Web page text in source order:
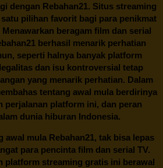
dengan Rebahan21. Situs streaming
pilihan favorit bagi para penikmat
beragam film dan serial
berhasil menarik perhatian
seperti halnya banyak platform
dan isu kontroversial tetap
yang menarik perhatian. Dalam
tentang awal mula berdirinya
perjalanan platform ini, dan peran
dunia hiburan Indonesia.
awal mula Rebahan21, tak bisa lepas
para pencinta film dan serial TV.
platform streaming gratis ini berawal